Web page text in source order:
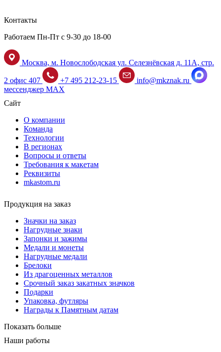
Контакты
Работаем Пн-Пт с 9-30 до 18-00
Москва, м. Новослободская ул. Селезнёвская д. 11А, стр.
2 офис 407 +7 495 212-23-15
info@mkznak.ru
мессенджер MAX
Сайт
О компании
Команда
Технологии
В регионах
Вопросы и ответы
Требования к макетам
Реквизиты
mkastom.ru
Продукция на заказ
Значки на заказ
Нагрудные знаки
Запонки и зажимы
Медали и монеты
Нагрудные медали
Брелоки
Из драгоценных металлов
Срочный заказ закатных значков
Подарки
Упаковка, футляры
Награды к Памятным датам
Показать больше
Наши работы